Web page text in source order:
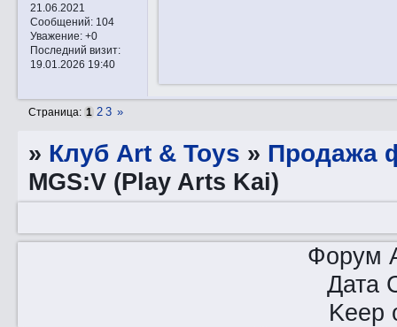
21.06.2021
Сообщений:104
Уважение: +0
Последний визит:
19.01.2026 19:40
Страница: 1 2 3 »
» Клуб Art & Toys » Продажа
MGS:V (Play Arts Kai)
Форум
Дата
Keep